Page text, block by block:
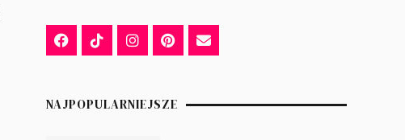
NAJPOPULARNIEJSZE